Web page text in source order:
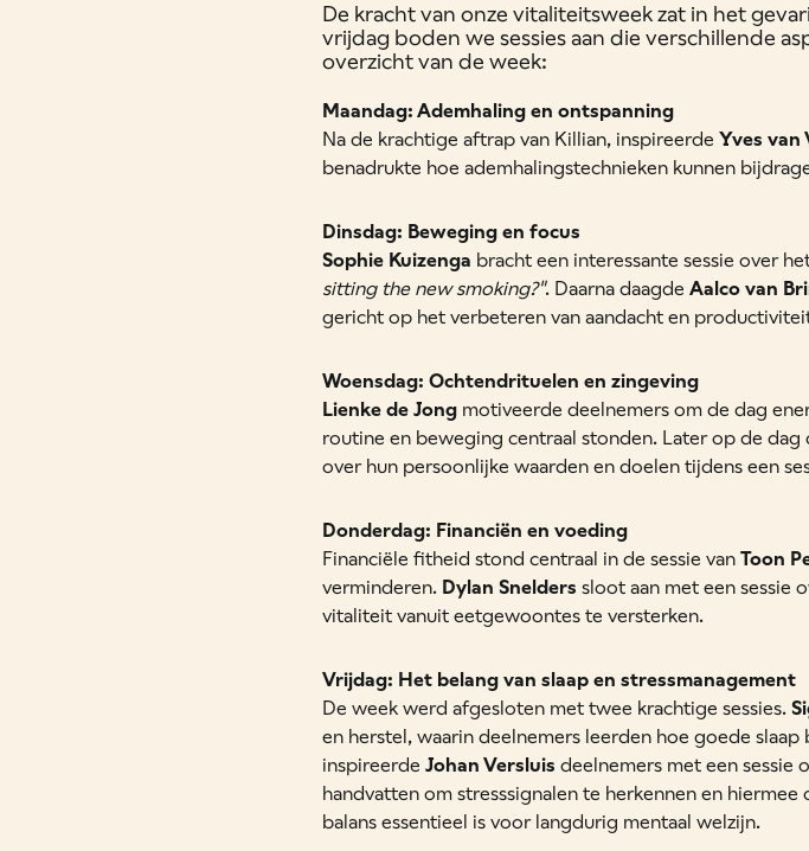
De kracht van onze vitaliteitsweek zat in het
vrijdag boden we sessies aan die verschillende
overzicht van de week:
Maandag: Ademhaling en ontspanning
Na de krachtige aftrap van Killian, inspireerde Yves van
benadrukte hoe ademhalingstechnieken kunnen
Dinsdag: Beweging en focus
Sophie Kuizenga bracht een interessante sessie over
sitting the new smoking?". Daarna daagde Aalco van
gericht op het verbeteren van aandacht en
Woensdag: Ochtendrituelen en zingeving
Lienke de Jong motiveerde deelnemers om de dag
routine en beweging centraal stonden. Later op de dag
over hun persoonlijke waarden en doelen tijdens een
Donderdag: Financiën en voeding
Financiële fitheid stond centraal in de sessie van Toon
verminderen. Dylan Snelders sloot aan met een sessie
vitaliteit vanuit eetgewoontes te versterken.
Vrijdag: Het belang van slaap en stressmanagement
De week werd afgesloten met twee krachtige sessies.
en herstel, waarin deelnemers leerden hoe goede
inspireerde Johan Versluis deelnemers met een sessie
handvatten om stresssignalen te herkennen en
balans essentieel is voor langdurig mentaal welzijn.